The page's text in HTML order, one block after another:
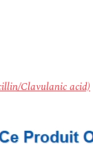
Clavulanic acid)